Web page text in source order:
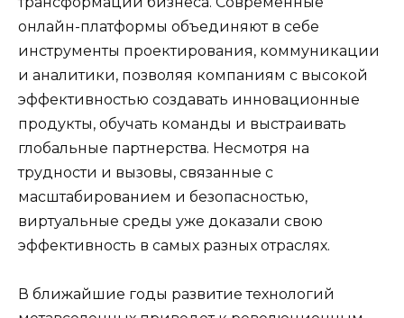
онлайн-платформы объединяют в себе
инструменты проектирования, коммуникации
и аналитики, позволяя компаниям с высокой
эффективностью создавать инновационные
продукты, обучать команды и выстраивать
глобальные партнерства. Несмотря на
трудности и вызовы, связанные с
масштабированием и безопасностью,
виртуальные среды уже доказали свою
эффективность в самых разных отраслях.
В ближайшие годы развитие технологий